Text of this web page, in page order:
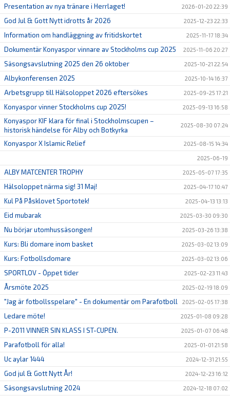
Presentation av nya tränare i Herrlaget! 2026-01-20 22:39
God Jul & Gott Nytt idrotts år 2026 2025-12-23 22:33
Information om handläggning av fritidskortet 2025-11-17 18:34
Dokumentär Konyaspor vinnare av Stockholms cup 2025 2025-11-06 20:27
Säsongsavslutning 2025 den 26 oktober 2025-10-21 22:54
Albykonferensen 2025 2025-10-14 16:37
Arbetsgrupp till Hälsoloppet 2026 eftersökes 2025-09-25 17:21
Konyaspor vinner Stockholms cup 2025! 2025-09-13 16:58
Konyaspor KIF klara för final i Stockholmscupen –
historisk händelse för Alby och Botkyrka
2025-08-30 07:24
Konyaspor X Islamic Relief 2025-08-15 14:34
2025-06-19
ALBY MATCENTER TROPHY 2025-05-07 17:35
Hälsoloppet närma sig! 31 Maj! 2025-04-17 10:47
Kul På Påsklovet Sportotek! 2025-04-13 13:13
Eid mubarak 2025-03-30 09:30
Nu börjar utomhussäsongen! 2025-03-26 13:38
Kurs: Bli domare inom basket 2025-03-02 13:09
Kurs: Fotbollsdomare 2025-03-02 13:06
SPORTLOV - Öppet tider 2025-02-23 11:43
Årsmöte 2025 2025-02-19 18:09
"Jag är fotbollsspelare" - En dokumentär om Parafotboll 2025-02-05 17:38
Ledare möte! 2025-01-08 09:28
P-2011 VINNER SIN KLASS I ST-CUPEN. 2025-01-07 06:48
Parafotboll för alla! 2025-01-01 21:58
Uc aylar 1444 2024-12-31 21:55
God jul & Gott Nytt År! 2024-12-23 16:12
Säsongsavslutning 2024 2024-12-18 07:02